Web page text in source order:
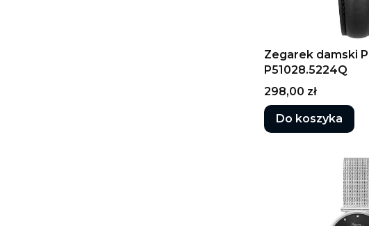
Zegarek damski
P51028.5224Q
Cena
298,00 zł
Do koszyka